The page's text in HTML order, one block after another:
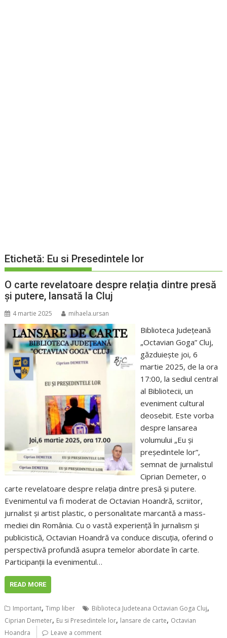
Etichetă: Eu si Presedintele lor
O carte revelatoare despre relația dintre presă
și putere, lansată la Cluj
4 martie 2025 mihaela.ursan
Biblioteca Județeană
„Octavian Goga” Cluj,
găzduiește joi, 6
martie 2025, de la ora
17:00, la sediul central
al Bibliotecii, un
eveniment cultural
deosebit. Este vorba
despre lansarea
volumului „Eu și
președintele lor”,
semnat de jurnalistul
Ciprian Demeter, o
carte revelatoare despre relația dintre presă și putere.
Evenimentul va fi moderat de Octavian Hoandră, scriitor,
jurnalist și artist plastic, o personalitate marcantă a mass-
mediei din România. Cu o vastă experiență în jurnalism și
publicistică, Octavian Hoandră va conduce discuția, oferind o
perspectivă profundă asupra temelor abordate în carte.
Participanții la evenimentul…
READ MORE
Important,Timp liber Biblioteca Judeteana Octavian Goga Cluj,
Ciprian Demeter, Eu si Presedintele lor, lansare de carte, Octavian
Hoandra
Leave a comment